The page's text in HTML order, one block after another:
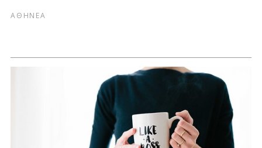
ΑΘΗΝΕΑ